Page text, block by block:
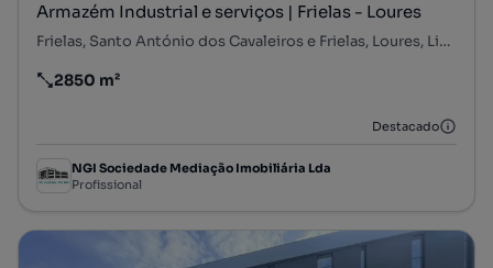
Armazém Industrial e serviços | Frielas - Loures
Frielas, Santo António dos Cavaleiros e Frielas, Loures, Lisboa
Preço por metro quadrado
2850 m²
Destacado
NGI Sociedade Mediação Imobiliária Lda
Profissional